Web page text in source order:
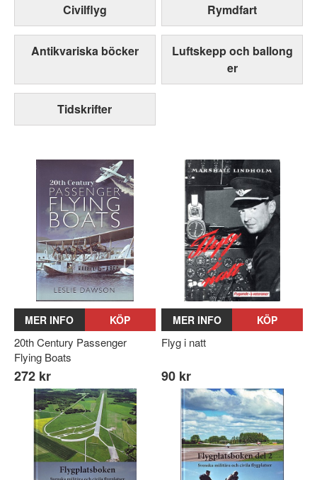
Civilflyg Rymdfart
Antikvariska böcker
Luftskepp och ballong
er
Tidskrifter
MER INFO KÖP
20th Century Passenger
Flying Boats
272 kr
MER INFO KÖP
Flyg i natt
90 kr